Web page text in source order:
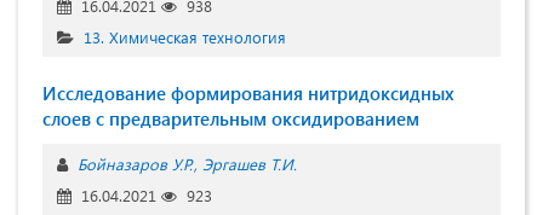
16.04.2021
938
13. Химическая технология
Исследование формирования нитридоксидных
слоев с предварительным оксидированием
Бойназаров У.Р. Эргашев Т.И.
16.04.2021
923